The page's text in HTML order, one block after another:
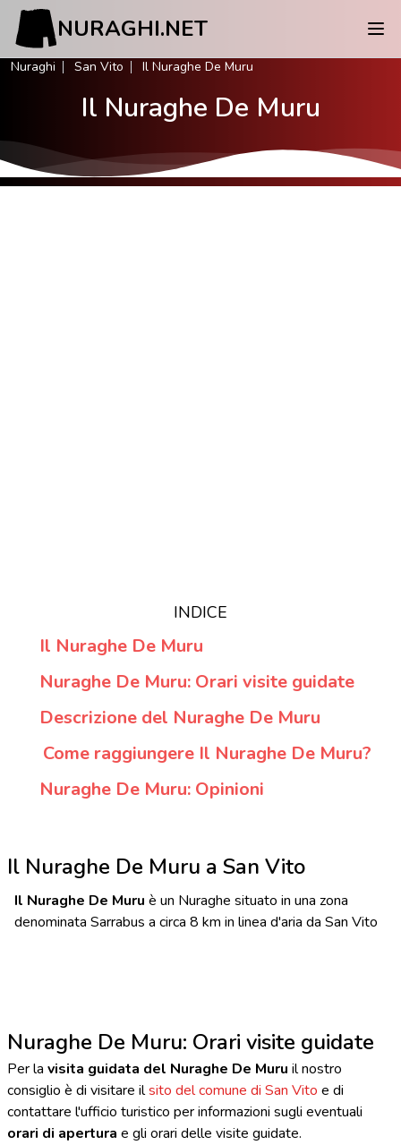
NURAGHI.NET
Nuraghi San Vito Il Nuraghe De Muru
Il Nuraghe De Muru
INDICE
Il Nuraghe De Muru
Nuraghe De Muru: Orari visite guidate
Descrizione del Nuraghe De Muru
Come raggiungere Il Nuraghe De Muru?
Nuraghe De Muru: Opinioni
Il Nuraghe De Muru a San Vito
Il Nuraghe De Muru è un Nuraghe situato in una zona
denominata Sarrabus a circa 8 km in linea d'aria da San Vito
Nuraghe De Muru: Orari visite guidate
Per la visita guidata del Nuraghe De Muru il nostro
consiglio è di visitare ilsito del comune di San Vito e di
contattare l'ufficio turistico per informazioni sugli eventuali
orari di apertura e gli orari delle visite guidate.